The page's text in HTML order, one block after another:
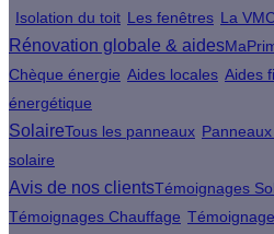
Isolation du toit Les fenêtres La
Rénovation globale & aides
Chèque énergie Aides locales Aides
énergétique
SolaireTous les panneaux
solaire
Avis de nos clientsTémoignages
Témoignages Chauffage